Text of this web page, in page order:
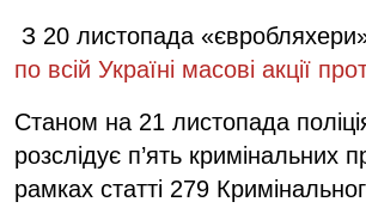
З 20 листопада
по всій Україні масові акції
Станом на 21 листопада
розслідує п’ять кримінальних
рамках статті 279